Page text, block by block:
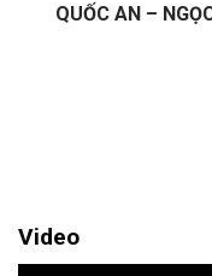
QUỐC AN –
Video